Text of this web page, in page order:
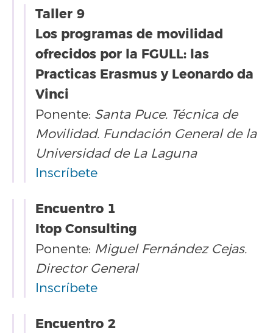
Taller 9
Los programas de movilidad
ofrecidos por la FGULL: las
Practicas Erasmus y Leonardo da
Vinci
Ponente: Santa Puce. Técnica de
Movilidad. Fundación General de la
Universidad de La Laguna
Inscríbete
Encuentro 1
Itop Consulting
Ponente: Miguel Fernández Cejas.
Director General
Inscríbete
Encuentro 2